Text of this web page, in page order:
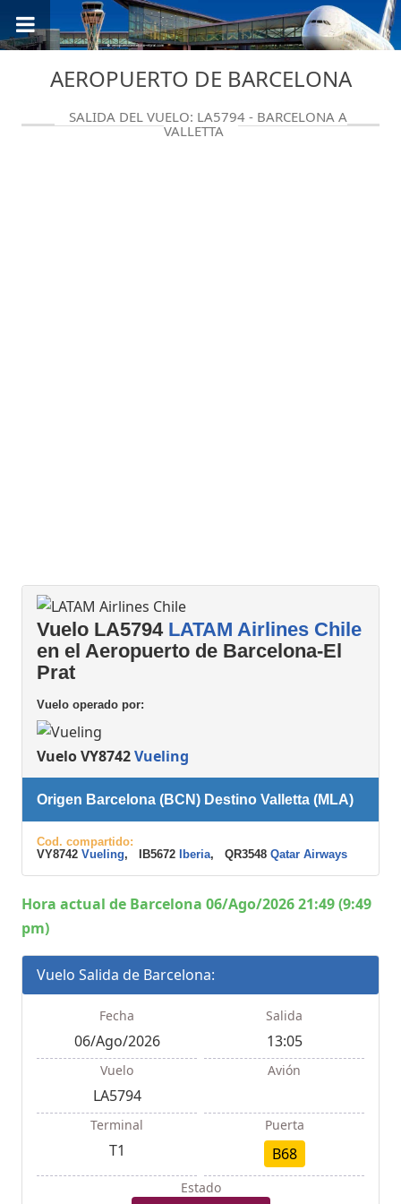
AEROPUERTO DE BARCELONA
SALIDA DEL VUELO: LA5794 - BARCELONA A
VALLETTA
Vuelo LA5794 LATAM Airlines Chile
en el Aeropuerto de Barcelona-El
Prat
Vuelo operado por:
Vuelo VY8742Vueling
Origen Barcelona (BCN) Destino Valletta (MLA)
Cod. compartido:
VY8742 Vueling, IB5672 Iberia, QR3548 Qatar Airways
Hora actual de Barcelona 06/Ago/2026 21:49 (9:49
pm)
Vuelo Salida de Barcelona:
Fecha
06/Ago/2026
Salida
13:05
Vuelo
LA5794
Avión
Terminal
T1
Puerta
B68
Estado